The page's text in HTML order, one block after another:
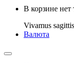
В корзине нет
Vivamus
Валюта